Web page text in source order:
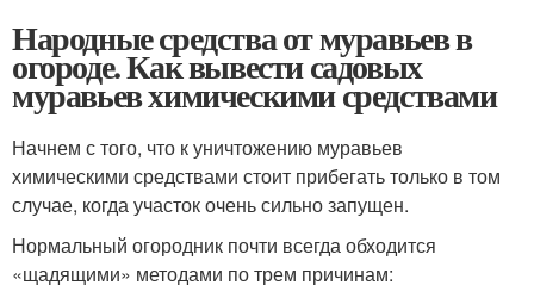
Народные средства от муравьев в
огороде. Как вывести садовых
муравьев химическими средствами
Начнем с того, что к уничтожению муравьев
химическими средствами стоит прибегать только в том
случае, когда участок очень сильно запущен.
Нормальный огородник почти всегда обходится
«щадящими» методами по трем причинам: